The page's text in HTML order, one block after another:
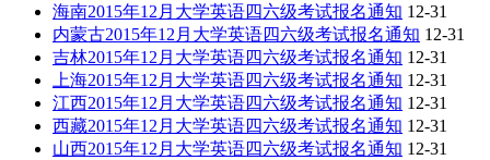
海南2015年12月大学英语四六级考试报名通知 12-31
内蒙古2015年12月大学英语四六级考试报名通知 12-31
吉林2015年12月大学英语四六级考试报名通知 12-31
上海2015年12月大学英语四六级考试报名通知 12-31
江西2015年12月大学英语四六级考试报名通知 12-31
西藏2015年12月大学英语四六级考试报名通知 12-31
山西2015年12月大学英语四六级考试报名通知 12-31